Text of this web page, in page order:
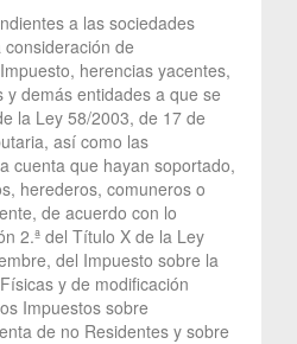
a las sociedades
de
herencias yacentes,
demás entidades a que se
la Ley 58/2003, de 17 de
así como las
cuenta que hayan soportado,
herederos, comuneros o
de acuerdo con lo
2.ª del Título X de la Ley
del Impuesto sobre la
y de modificación
Impuestos sobre
de no Residentes y sobre